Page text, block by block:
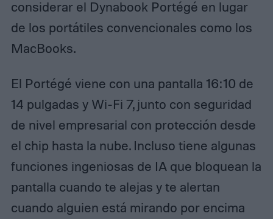
considerar el Dynabook Portégé en lugar
de los portátiles convencionales como los
MacBooks.
El Portégé viene con una pantalla 16:10 de
14 pulgadas y Wi-Fi 7, junto con seguridad
de nivel empresarial con protección desde
el chip hasta la nube. Incluso tiene algunas
funciones ingeniosas de IA que bloquean la
pantalla cuando te alejas y te alertan
cuando alguien está mirando por encima